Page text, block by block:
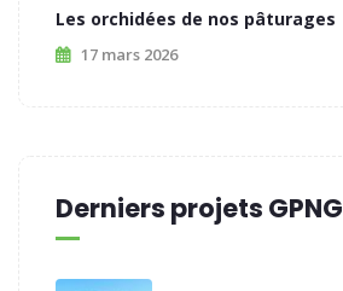
Les orchidées de nos pâturages
17 mars 2026
Derniers projets GPNG